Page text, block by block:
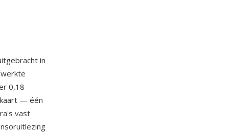
in
0,18
kaart — één
vast